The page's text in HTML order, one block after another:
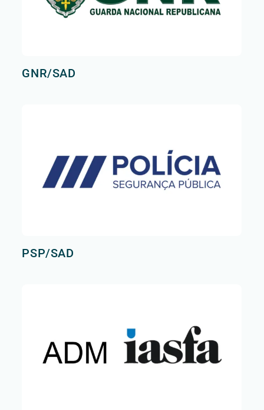
GNR/SAD
PSP/SAD